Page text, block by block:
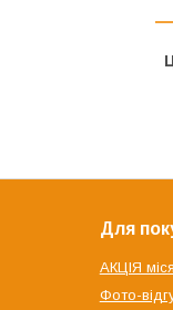
Для
АКЦІЯ
Фото-